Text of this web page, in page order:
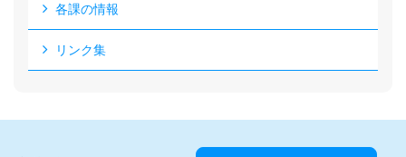
各課の情報
リンク集